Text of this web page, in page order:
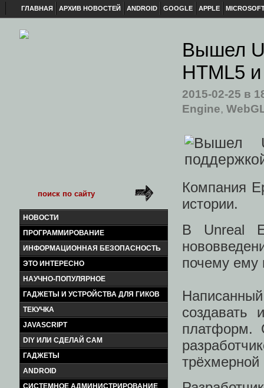
ГЛАВНАЯ АРХИВ НОВОСТЕЙ ANDROID GOOGLE APPLE
НОВОСТИ
ПРОГРАММИРОВАНИЕ
ИНФОРМАЦИОННАЯ БЕЗОПАСНОСТЬ
ЭТО ИНТЕРЕСНО
НАУЧНО-ПОПУЛЯРНОЕ
ГАДЖЕТЫ И УСТРОЙСТВА ДЛЯ ГИКОВ
ТЕКУЧКА
JAVASCRIPT
DIY ИЛИ СДЕЛАЙ САМ
ГАДЖЕТЫ
ANDROID
СИСТЕМНОЕ АДМИНИСТРИРОВАНИЕ
Вышел
HTML5
2015-02-25 в
Engine,
Компания
истории.
В Unreal
почему ему
создавать
платформ.